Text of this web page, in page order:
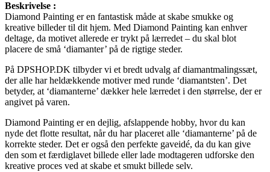
Beskrivelse :
Diamond Painting er en fantastisk måde at skabe smukke og
kreative billeder til dit hjem. Med Diamond Painting kan enhver
deltage, da motivet allerede er trykt på lærredet – du skal blot
placere de små ‘diamanter’ på de rigtige steder.
På DPSHOP.DK tilbyder vi et bredt udvalg af diamantmalingssæt,
der alle har heldækkende motiver med runde ‘diamantsten’. Det
betyder, at ‘diamanterne’ dækker hele lærredet i den størrelse, der er
angivet på varen.
Diamond Painting er en dejlig, afslappende hobby, hvor du kan
nyde det flotte resultat, når du har placeret alle ‘diamanterne’ på de
korrekte steder. Det er også den perfekte gaveidé, da du kan give
den som et færdiglavet billede eller lade modtageren udforske den
kreative proces ved at skabe et smukt billede selv.